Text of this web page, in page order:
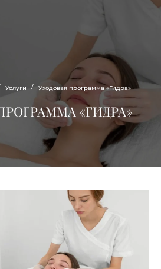
Услуги / Уходовая программа «Гидра»
«ГИДРА»